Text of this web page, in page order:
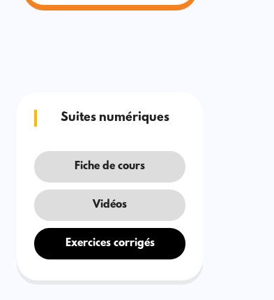
Suites numériques
Fiche de cours
Vidéos
Exercices corrigés